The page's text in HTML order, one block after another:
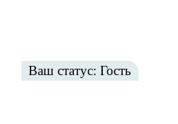
Ваш статус: Гость